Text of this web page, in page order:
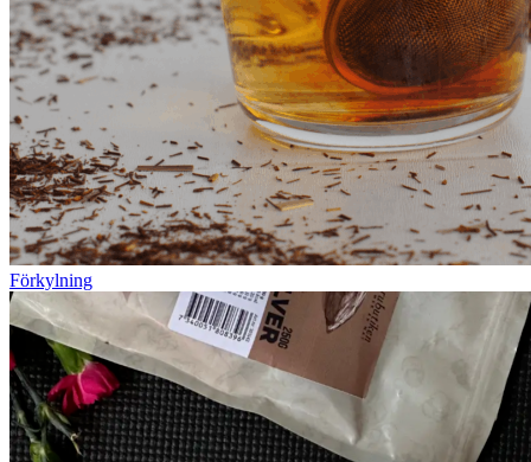
Förkylning